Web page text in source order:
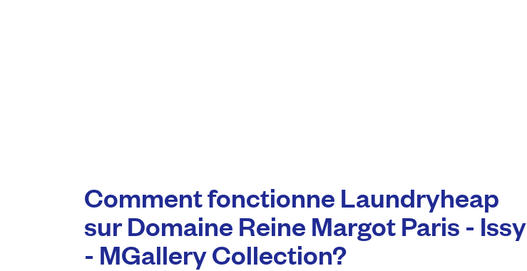
Comment fonctionne Laundryheap
sur Domaine Reine Margot Paris - Issy
- MGallery Collection?